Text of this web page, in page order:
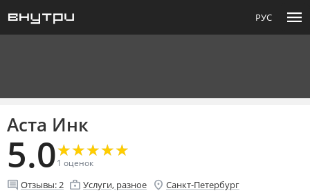
РУС menu
Аста Инк
5.0★
★★
★★
★★
★★
★
1 оценок
comment Отзывы:2 enterprise Услуги, разное location_on Санкт-Петербург